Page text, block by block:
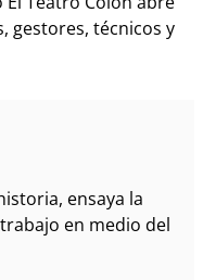
gestores, técnicos y
ensaya la
en medio del